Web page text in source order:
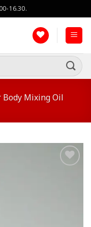
16.30.
Body Mixing Oil